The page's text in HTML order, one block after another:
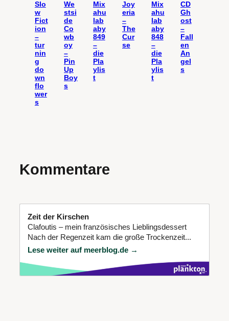
Slo
w
Fict
ion
–
tur
nin
g
do
wn
flo
wer
s
We
stsi
de
Co
wb
oy
–
Pin
Up
Boy
s
Mix
ahu
lab
aby
849
–
die
Pla
ylis
t
Joy
eria
–
The
Cur
se
Mix
ahu
lab
aby
848
–
die
Pla
ylis
t
CD
Gh
ost
–
Fall
en
An
gel
s
Kommentare
Zeit der Kirschen
Clafoutis – mein französisches Lieblingsdessert
Nach der Regenzeit kam die große Trockenzeit...
Lese weiter auf meerblog.de →